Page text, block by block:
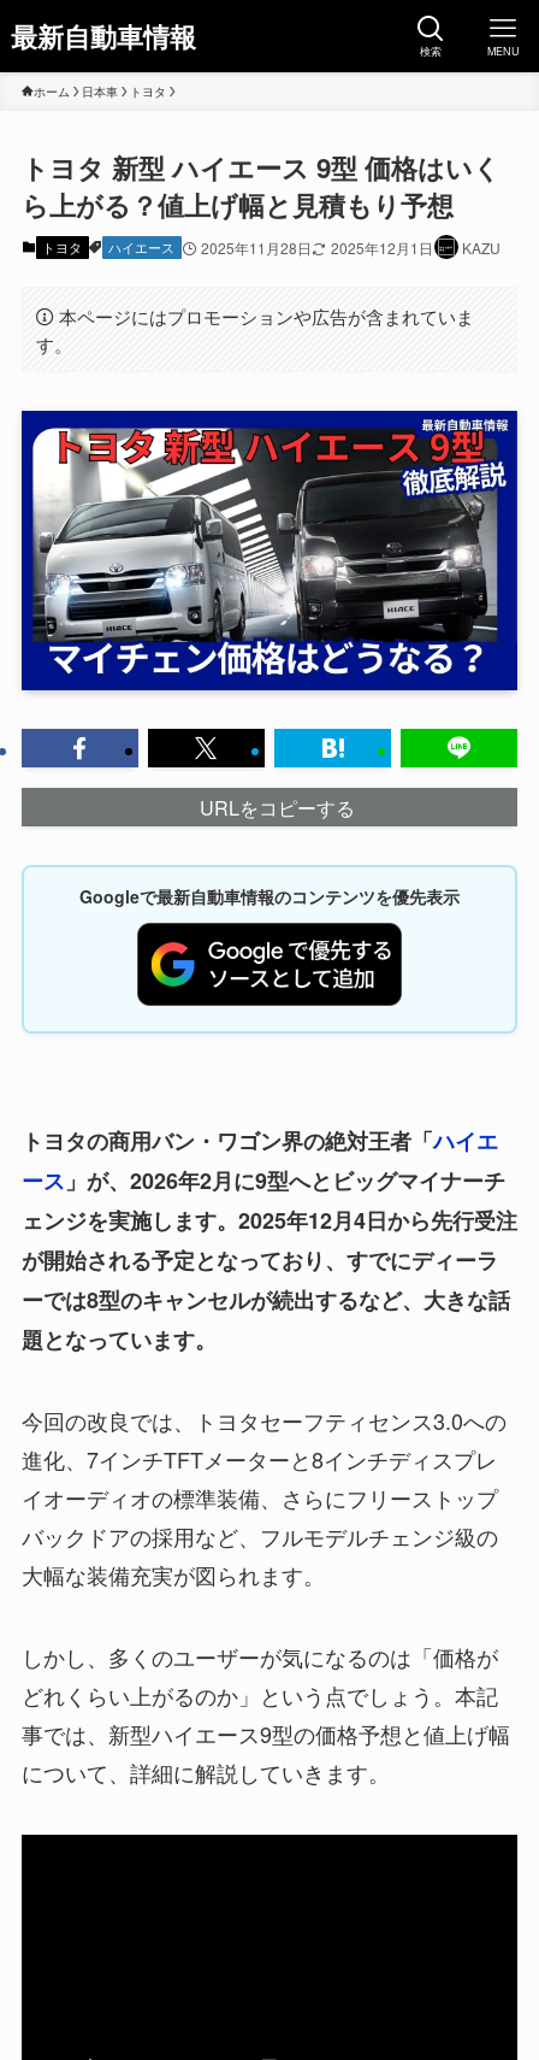
最新自動車情報 検索 MENU
ホーム 日本車 トヨタ
トヨタ 新型 ハイエース 9型 価格はいく
ら上がる？値上げ幅と見積もり予想
トヨタ ハイエース 2025年11月28日 2025年12月1日 KAZU
本ページにはプロモーションや広告が含まれていま
す。
URLをコピーする
Googleで最新自動車情報のコンテンツを優先表示
トヨタの商用バン・ワゴン界の絶対王者「ハイエ
ース 」が、2026年2月に9型へとビッグマイナーチ
ェンジを実施します。2025年12月4日から先行受注
が開始される予定となっており、すでにディーラ
ーでは8型のキャンセルが続出するなど、大きな話
題となっています。
今回の改良では、トヨタセーフティセンス3.0への
進化、7インチTFTメーターと8インチディスプレ
イオーディオの標準装備、さらにフリーストップ
バックドアの採用など、フルモデルチェンジ級の
大幅な装備充実が図られます。
しかし、多くのユーザーが気になるのは「価格が
どれくらい上がるのか」という点でしょう。本記
事では、新型ハイエース9型の価格予想と値上げ幅
について、詳細に解説していきます。